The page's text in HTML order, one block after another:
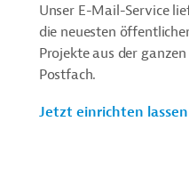
Unser E-Mail-Service
die neuesten
Projekte aus der
Postfach.
Jetzt einrichten lassen